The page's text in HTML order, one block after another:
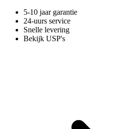
5-10 jaar garantie
24-uurs service
Snelle levering
Bekijk USP's